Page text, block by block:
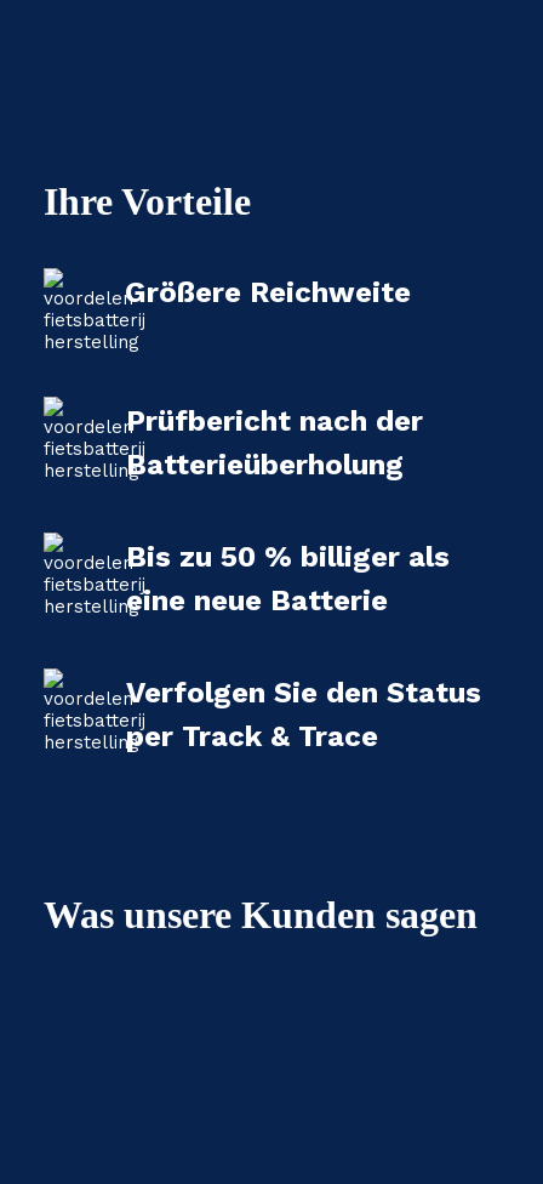
Ihre Vorteile
Größere Reichweite
Prüfbericht nach der
Batterieüberholung
Bis zu 50 % billiger als
eine neue Batterie
Verfolgen Sie den Status
per Track & Trace
Was unsere Kunden sagen